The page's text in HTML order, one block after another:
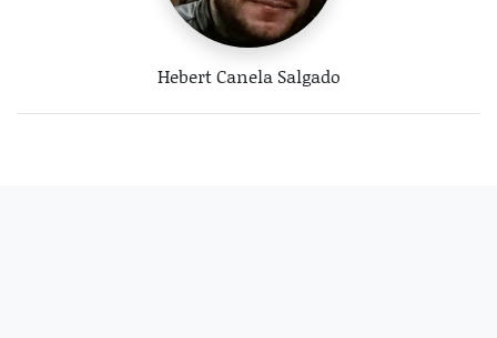
Hebert Canela Salgado